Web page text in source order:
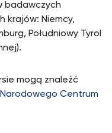
badawczych
krajów: Niemcy,
Południowy Tyrol
mogą znaleźć
Centrum